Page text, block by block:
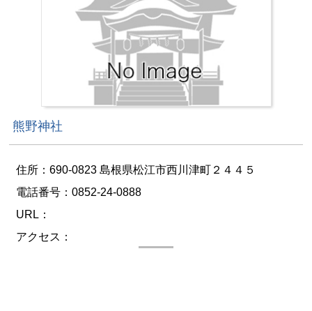
熊野神社
住所：690-0823 島根県松江市西川津町２４４５
電話番号：0852-24-0888
URL：
アクセス：